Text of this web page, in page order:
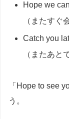
Hope we
（またすぐ
Catch you
（またあと
「Hope to see
う。